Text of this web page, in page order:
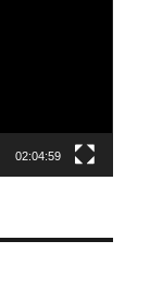
02:04:59